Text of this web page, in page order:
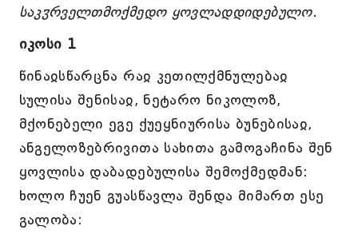
საკჳრველთმოქმედო ყოვლადდიდებულო.
იკოსი 1
წინაჲსწარცნა რაჲ კეთილქმნულებაჲ
სულისა შენისაჲ, ნეტარო ნიკოლოზ,
მქონებელი ეგე ქუეყნიურისა ბუნებისაჲ,
ანგელოზებრივითა სახითა გამოგაჩინა შენ
ყოვლისა დაბადებულისა შემოქმედმან:
ხოლო ჩუენ გუასწავლა შენდა მიმართ ესე
გალობა: